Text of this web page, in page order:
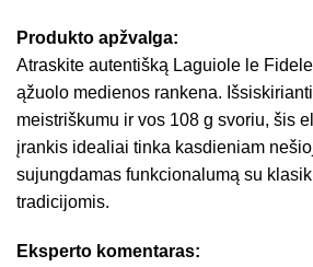
Produkto apžvalga:
Atraskite autentišką Laguiole le
ąžuolo medienos rankena.
meistriškumu ir vos 108 g svoriu, šis
įrankis idealiai tinka kasdieniam
sujungdamas funkcionalumą su
tradicijomis.
Eksperto komentaras: